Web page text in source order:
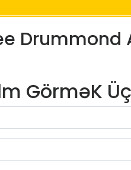
Drummond
GörməK